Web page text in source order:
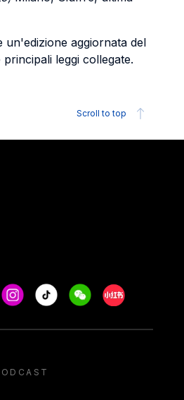
un'edizione aggiornata del
leggi collegate.
Scroll to top
Instagram
Tiktok WeechatXiaohongshu/